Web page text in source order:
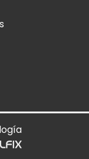
982 128 424